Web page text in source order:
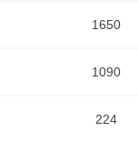
1650
1090
224